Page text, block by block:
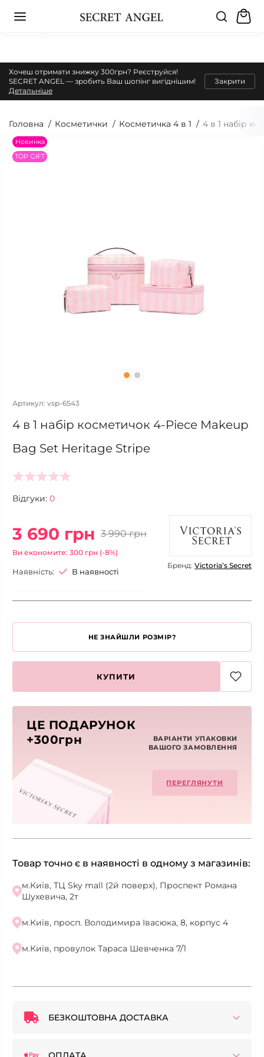
Хочеш отримати знижку 300грн? Реєструйся!
SECRET ANGEL — зробить Ваш шопінг вигіднішим!
Детальніше
Закрити
Головна Косметички Косметичка 4 в 1 4 в 1 набір
Новинка
TOP GIFT
Артикул: vsp-6543
4 в 1 набір косметичок 4-Piece Makeup
Bag Set Heritage Stripe
Відгуки: 0
3 690 грн 3 990 грн
Ви економите: 300 грн (-8%)
Наявність: В наявності
Бренд: Victoria’s Secret
НЕ ЗНАЙШЛИ РОЗМІР?
КУПИТИ
ЦЕ ПОДАРУНОК
+300грн
ВАРІАНТИ УПАКОВКИ
ВАШОГО ЗАМОВЛЕННЯ
ПЕРЕГЛЯНУТИ
Товар точно є в наявності в одному з магазинів:
м.Київ, ТЦ Sky mall (2й поверх), Проспект Романа
Шухевича, 2т
м.Київ, просп. Володимира Івасюка, 8, корпус 4
м.Київ, провулок Тараса Шевченка 7/1
БЕЗКОШТОВНА ДОСТАВКА